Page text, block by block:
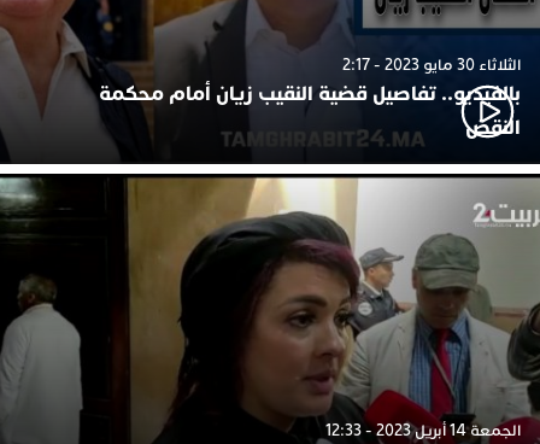
الثلاثاء 30 مايو 2023 - 2:17
بالفيديو.. تفاصيل قضية النقيب زيان أمام محكمة
النقض
الجمعة 14 أبريل 2023 - 12:33